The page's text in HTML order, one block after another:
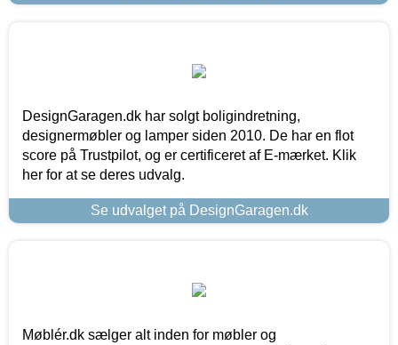
DesignGaragen.dk har solgt boligindretning,
designermøbler og lamper siden 2010. De har en flot
score på Trustpilot, og er certificeret af E-mærket. Klik
her for at se deres udvalg.
Se udvalget på DesignGaragen.dk
Møblér.dk sælger alt inden for møbler og